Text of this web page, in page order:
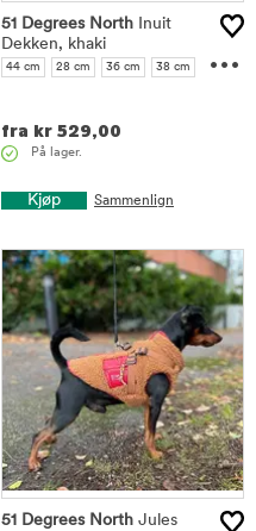
51 Degrees North Inuit
Dekken, khaki
44 cm 28 cm 36 cm
38 cm
...
fra kr 529,00
På lager.
Kjøp Sammenlign
51 Degrees North Jules